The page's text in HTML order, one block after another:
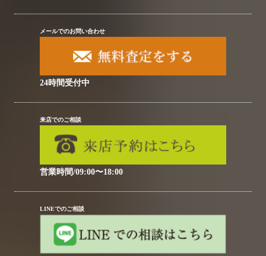
メールでのお問い合わせ
24時間受付中
来店でのご相談
営業時間/09:00〜18:00
LINEでのご相談